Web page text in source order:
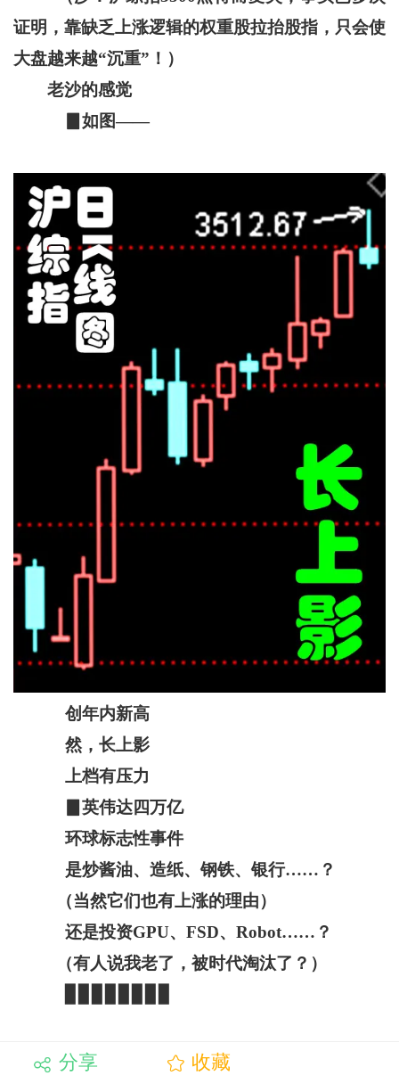
证明，靠缺乏上涨逻辑的权重股拉抬股指，只会使
大盘越来越“沉重”！）
老沙的感觉
▊如图——
创年内新高
然，长上影
上档有压力
▊英伟达四万亿
环球标志性事件
是炒酱油、造纸、钢铁、银行……？
（当然它们也有上涨的理由）
还是投资GPU、FSD、Robot……？
（有人说我老了，被时代淘汰了？）
分享 收藏